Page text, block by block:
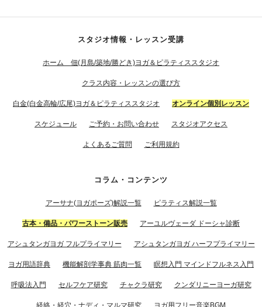
スタジオ情報・レッスン受講
ホーム 佃(月島/築地/勝どき)ヨガ＆ピラティススタジオ
クラス内容・レッスンの選び方
白金(白金高輪/広尾)ヨガ＆ピラティススタジオ オンライン個別レッスン
スケジュール ご予約・お問い合わせ スタジオアクセス
よくあるご質問 ご利用規約
コラム・コンテンツ
アーサナ(ヨガポーズ)解説一覧 ピラティス解説一覧
古本・備品・パワーストーン販売 アーユルヴェーダ ドーシャ診断
アシュタンガヨガ フルプライマリー アシュタンガヨガ ハーフプライマリー
ヨガ用語辞典 機能解剖学事典 筋肉一覧 瞑想入門 マインドフルネス入門
呼吸法入門 セルフケア研究 チャクラ研究 クンダリニーヨーガ研究